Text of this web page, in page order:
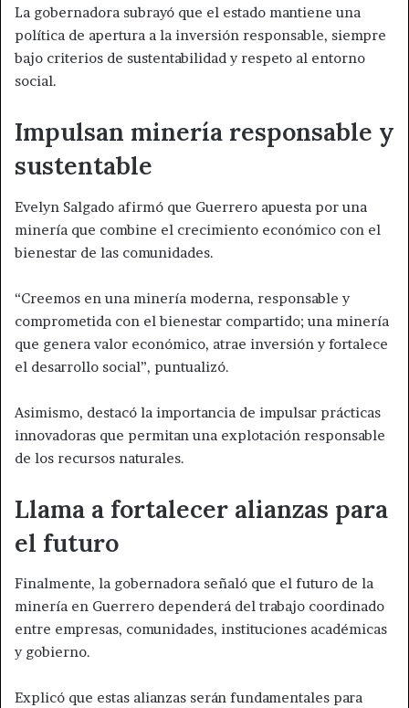
La gobernadora subrayó que el estado mantiene una
política de apertura a la inversión responsable, siempre
bajo criterios de sustentabilidad y respeto al entorno
social.
Impulsan minería responsable y
sustentable
Evelyn Salgado afirmó que Guerrero apuesta por una
minería que combine el crecimiento económico con el
bienestar de las comunidades.
“Creemos en una minería moderna, responsable y
comprometida con el bienestar compartido; una minería
que genera valor económico, atrae inversión y fortalece
el desarrollo social”, puntualizó.
Asimismo, destacó la importancia de impulsar prácticas
innovadoras que permitan una explotación responsable
de los recursos naturales.
Llama a fortalecer alianzas para
el futuro
Finalmente, la gobernadora señaló que el futuro de la
minería en Guerrero dependerá del trabajo coordinado
entre empresas, comunidades, instituciones académicas
y gobierno.
Explicó que estas alianzas serán fundamentales para